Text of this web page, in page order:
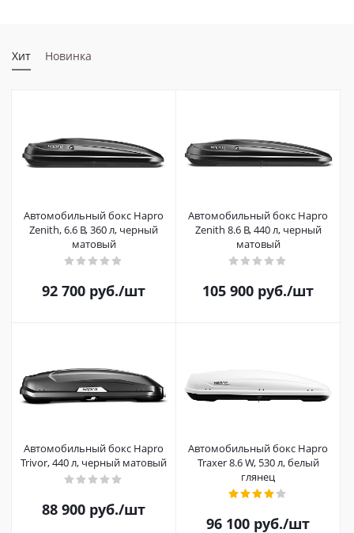
Хит Новинка
Автомобильный бокс Hapro
Zenith, 6.6 B, 360 л, черный
матовый
92 700 руб./шт
Автомобильный бокс Hapro
Zenith 8.6 B, 440 л, черный
матовый
105 900 руб./шт
Автомобильный бокс Hapro
Trivor, 440 л, черный матовый
88 900 руб./шт
Автомобильный бокс Hapro
Traxer 8.6 W, 530 л, белый
глянец
96 100 руб./шт